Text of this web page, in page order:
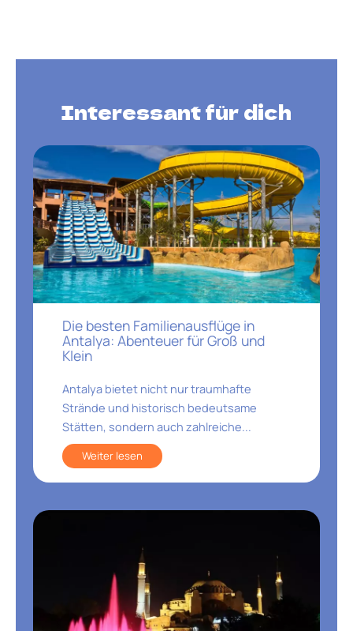
Interessant für dich
Die besten Familienausflüge in
Antalya: Abenteuer für Groß und
Klein
Antalya bietet nicht nur traumhafte
Strände und historisch bedeutsame
Stätten, sondern auch zahlreiche...
Weiter lesen